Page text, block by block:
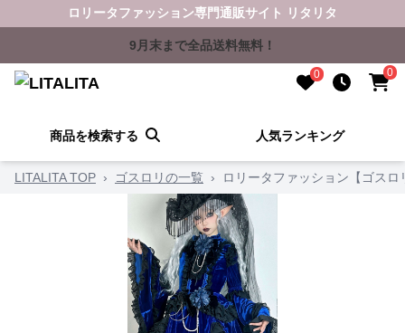
ロリータファッション専門通販サイト リタリタ
9月末まで全品送料無料！
0 0
商品を検索する 人気ランキング
LITALITA TOP › ゴスロリの一覧 › ロリータファッション【ゴス